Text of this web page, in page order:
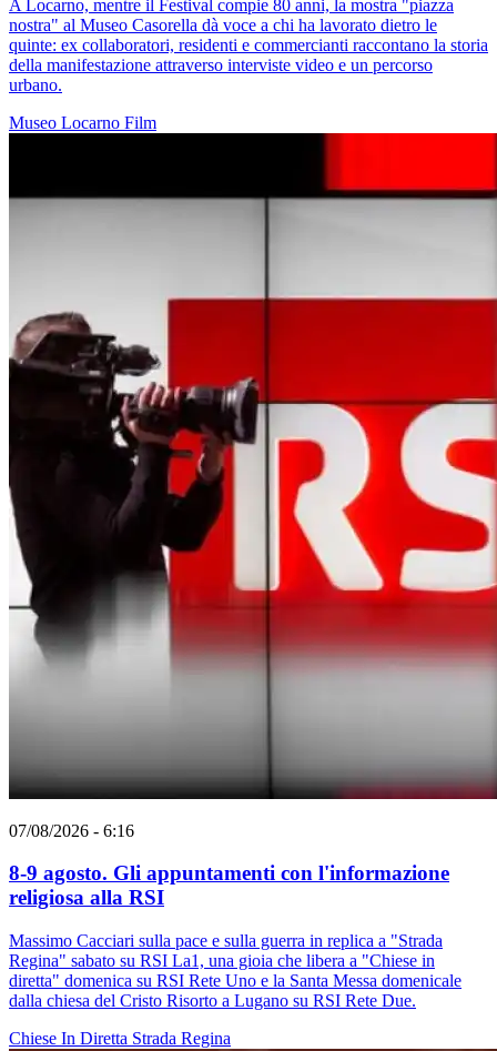
A Locarno, mentre il Festival compie 80 anni, la mostra "piazza
nostra" al Museo Casorella dà voce a chi ha lavorato dietro le
quinte: ex collaboratori, residenti e commercianti raccontano la storia
della manifestazione attraverso interviste video e un percorso
urbano.
Museo Locarno Film
07/08/2026 - 6:16
8-9 agosto. Gli appuntamenti con l'informazione
religiosa alla RSI
Massimo Cacciari sulla pace e sulla guerra in replica a "Strada
Regina" sabato su RSI La1, una gioia che libera a "Chiese in
diretta" domenica su RSI Rete Uno e la Santa Messa domenicale
dalla chiesa del Cristo Risorto a Lugano su RSI Rete Due.
Chiese In Diretta Strada Regina